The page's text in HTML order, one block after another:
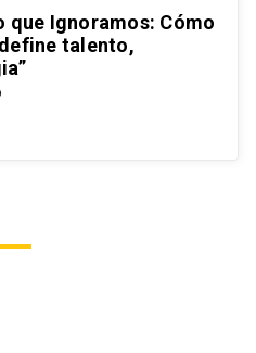
que Ignoramos: Cómo
talento,